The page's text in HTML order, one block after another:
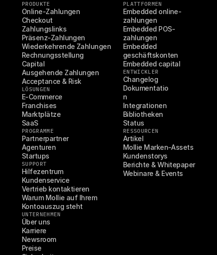
PRODUKTE
Online-Zahlungen
Checkout
Zahlungslinks
Präsenz-Zahlungen
Wiederkehrende Zahlungen
Rechnungsstellung
Capital
Ausgehende Zahlungen
Acceptance & Risk
LÖSUNGEN
E-Commerce
Franchises
Marktplätze
SaaS
PROGRAMME
Partnerpartner
Agenturen
Startups
SUPPORT
Hilfezentrum
Kundenservice
Vertrieb kontaktieren
Warum Mollie auf Ihrem
Kontoauszug steht
UNTERNEHMEN
Über uns
Karriere
Newsroom
Preise
PLATTFORMEN
Embedded online-
zahlungen
Embedded POS-
zahlungen
Embedded
geschäftskonten
Embedded capital
ENTWICKLER
Changelog
Dokumentatio
n
Integrationen
Bibliotheken
Status
RESSOURCEN
Artikel
Mollie Marken-Assets
Kundenstorys
Berichte & Whitepaper
Webinare & Events